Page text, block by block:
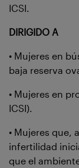
ICSI.
DIRIGIDO A
• Mujeres en
baja reserva
• Mujeres en
ICSI).
• Mujeres que,
infertilidad
que el